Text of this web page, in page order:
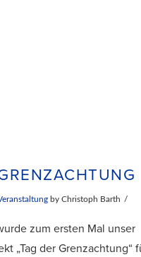
by Christoph Barth
zum ersten Mal unser
„Tag der Grenzachtung“